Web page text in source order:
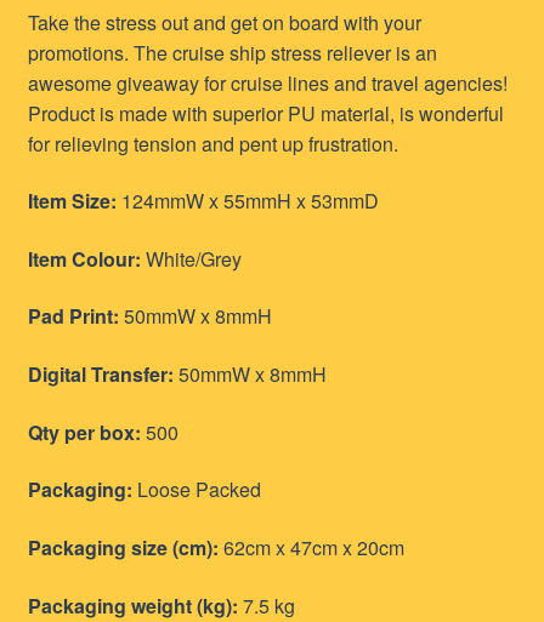
Take the stress out and get on board with your
promotions. The cruise ship stress reliever is an
awesome giveaway for cruise lines and travel agencies!
Product is made with superior PU material, is wonderful
for relieving tension and pent up frustration.
Item Size: 124mmW x 55mmH x 53mmD
Item Colour: White/Grey
Pad Print: 50mmW x 8mmH
Digital Transfer: 50mmW x 8mmH
Qty per box: 500
Packaging: Loose Packed
Packaging size (cm): 62cm x 47cm x 20cm
Packaging weight (kg): 7.5 kg